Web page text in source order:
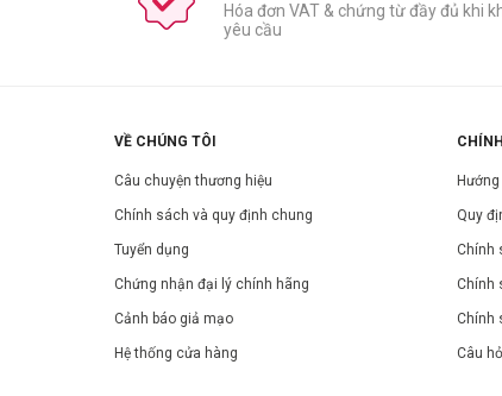
Hóa đơn VAT & chứng từ đầy đủ khi
yêu cầu
VỀ CHÚNG TÔI
Câu chuyện thương hiệu
Chính sách và quy định chung
Tuyển dụng
Chứng nhận đại lý chính hãng
Cảnh báo giả mạo
Hệ thống cửa hàng
Quy
Chính
Chính
Chính
Câu